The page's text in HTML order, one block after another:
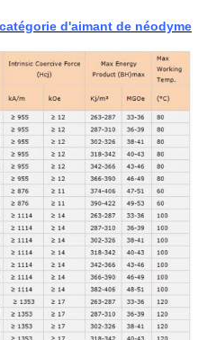
d'aimant de néodyme